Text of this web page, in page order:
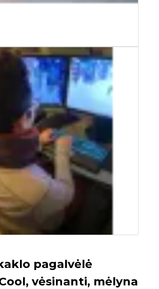
pagalvėlė
vėsinanti, mėlyna